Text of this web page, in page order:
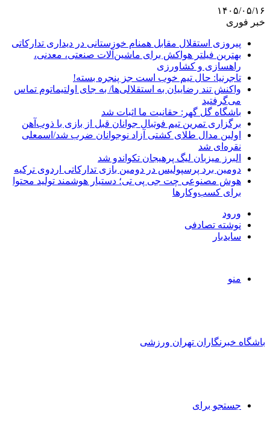
۱۴۰۵/۰۵/۱۶
خبر فوری
پیروزی استقلال مقابل همنام خوزستانی در دیداری تدارکاتی
بهترین فیلتر هواکش برای ماشین‌آلات صنعتی، معدنی،
راهسازی و کشاورزی
تاجرنیا: حال تیم خوب است جز پنجره بسته!
واکنش تند رضاییان به استقلالی‌ها/ به جای اولتیماتوم تماس
می‌گرفتید
باشگاه گل گهر: حقانیت ما اثبات شد
برگزاری تمرین تیم فوتبال جوانان قبل از بازی با ذوب‌آهن
اولین مدال طلای کشتی آزاد نوجوانان ضرب شد/اسمعلی
نقره‌ای شد
البرز میزبان لیگ پرهیجان تکواندو شد
دومین برد پرسپولیس در دومین بازی تدارکاتی اردوی ترکیه
هوش مصنوعی چت جی پی تی؛ دستیار هوشمند تولید محتوا
برای کسب‌وکارها
ورود
نوشته تصادفی
سایدبار
منو
باشگاه خبرنگاران تهران ورزشی
جستجو برای